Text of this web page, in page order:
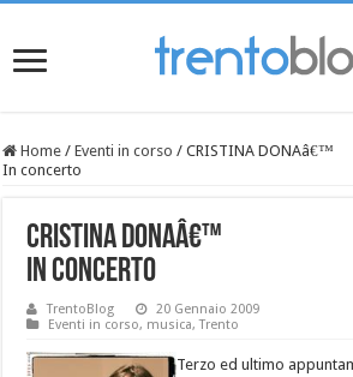
Home / Eventi in corso / CRISTINA DONAâ€™
In concerto
CRISTINA DONAâ€™
In concerto
TrentoBlog
20 Gennaio 2009
Eventi in corso, musica,Trento
Terzo ed ultimo